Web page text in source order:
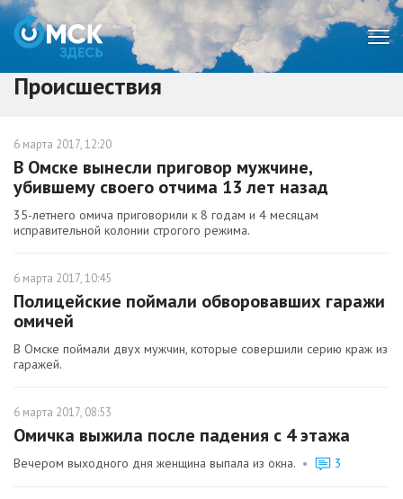
Происшествия
6 марта 2017, 12:20
В Омске вынесли приговор мужчине,
убившему своего отчима 13 лет назад
35-летнего омича приговорили к 8 годам и 4 месяцам
исправительной колонии строгого режима.
6 марта 2017, 10:45
Полицейские поймали обворовавших гаражи
омичей
В Омске поймали двух мужчин, которые совершили серию краж из
гаражей.
6 марта 2017, 08:53
Омичка выжила после падения с 4 этажа
Вечером выходного дня женщина выпала из окна. • 3